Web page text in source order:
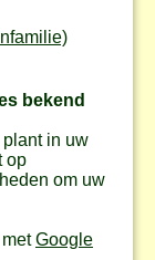
bekend
in uw
op
om uw
Google